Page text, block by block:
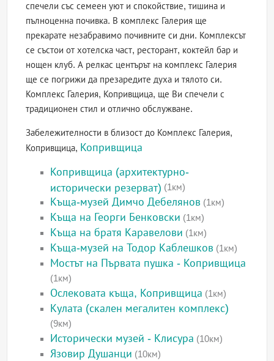
спечели със семеен уют и спокойствие, тишина и
пълноценна почивка. В комплекс Галерия ще
прекарате незабравимо почивните си дни. Комплексът
се състои от хотелска част, ресторант, коктейл бар и
нощен клуб. А релкас центърът на комплекс Галерия
ще се погрижи да презаредите духа и тялото си.
Комплекс Галерия, Копривщица, ще Ви спечели с
традиционен стил и отлично обслужване.
Забележителности в близост до Комплекс Галерия,
Копривщица, Копривщица
Копривщица (архитектурно-
исторически резерват) (1км)
Къща-музей Димчо Дебелянов (1км)
Къща на Георги Бенковски (1км)
Къща на братя Каравелови (1км)
Къща-музей на Тодор Каблешков (1км)
Мостът на Първата пушка - Копривщица
(1км)
Ослековата къща, Копривщица (1км)
Кулата (скален мегалитен комплекс)
(9км)
Исторически музей - Клисура (10км)
Язовир Душанци (10км)